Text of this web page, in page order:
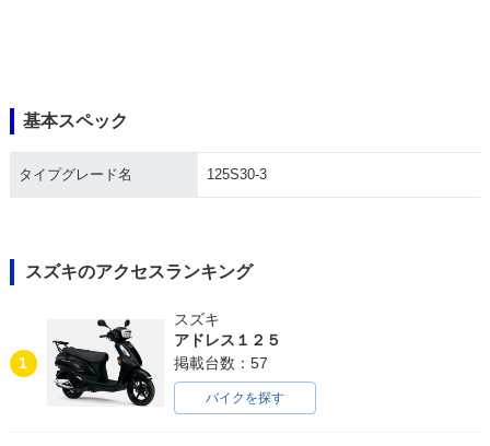
基本スペック
タイプグレード名 125S30-3
スズキのアクセスランキング
1
スズキ
アドレス１２５
掲載台数：57
バイクを探す